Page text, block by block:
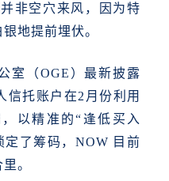
非空穴来风，因为特
地提前埋伏。
室（OGE）最新披露
信托账户在2月份利用
以精准的“逢低买入
定了筹码，NOW 目前
。